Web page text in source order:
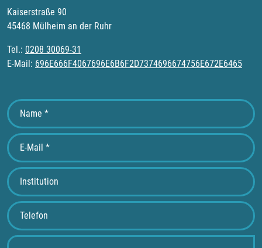
Kaiserstraße 90
45468 Mülheim an der Ruhr
Tel.: 0208 30069-31
E-Mail: 696E666F4067696E6B6F2D7374696674756E672E6465